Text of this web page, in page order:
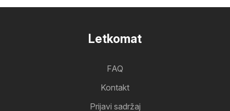
Letkomat
FAQ
Kontakt
Prijavi sadržaj